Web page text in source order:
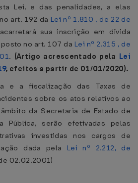
Lei, e das penalidades, a elas
art. 192 da Lei nº 1.810 , de 22 de
sua inscrição em dívida
no art. 107 da Lei nº 2.315 , de
. (Artigo acrescentado pela Lei
, efeitos a partir de 01/01/2020).
e a fiscalização das Taxas de
sobre os atos relativos ao
da Secretaria de Estado de
Pública, serão efetivadas pelas
investidas nos cargos de
dada pela Lei nº 2.212, de
02.02.2001)